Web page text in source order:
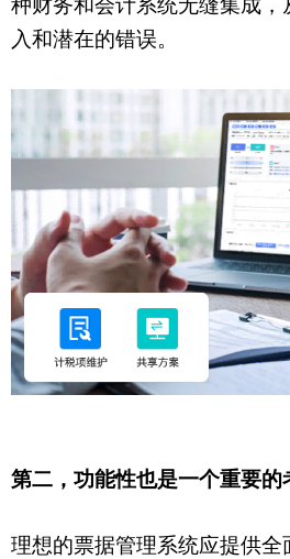
入和潜在的错误。
第二，功能性也是一个重要的
理想的票据管理系统应提供全